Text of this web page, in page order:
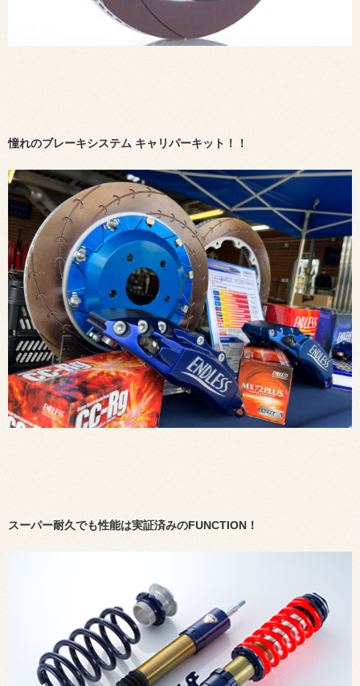
憧れのブレーキシステム キャリパーキット！！
スーパー耐久でも性能は実証済みのFUNCTION！